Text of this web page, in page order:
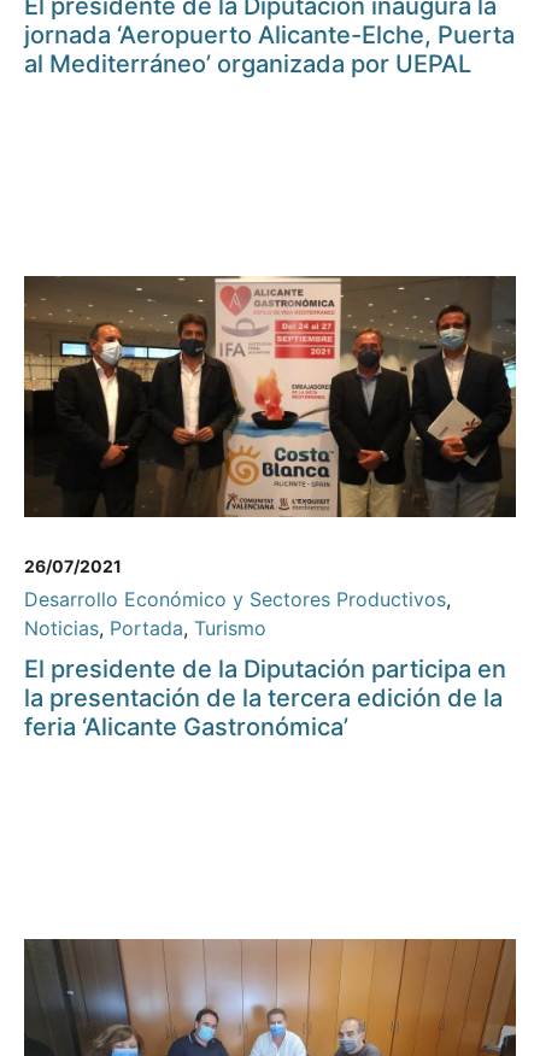
El presidente de la Diputación inaugura la
jornada ‘Aeropuerto Alicante-Elche, Puerta
al Mediterráneo’ organizada por UEPAL
26/07/2021
Desarrollo Económico y Sectores Productivos,
Noticias, Portada, Turismo
El presidente de la Diputación participa en
la presentación de la tercera edición de la
feria ‘Alicante Gastronómica’